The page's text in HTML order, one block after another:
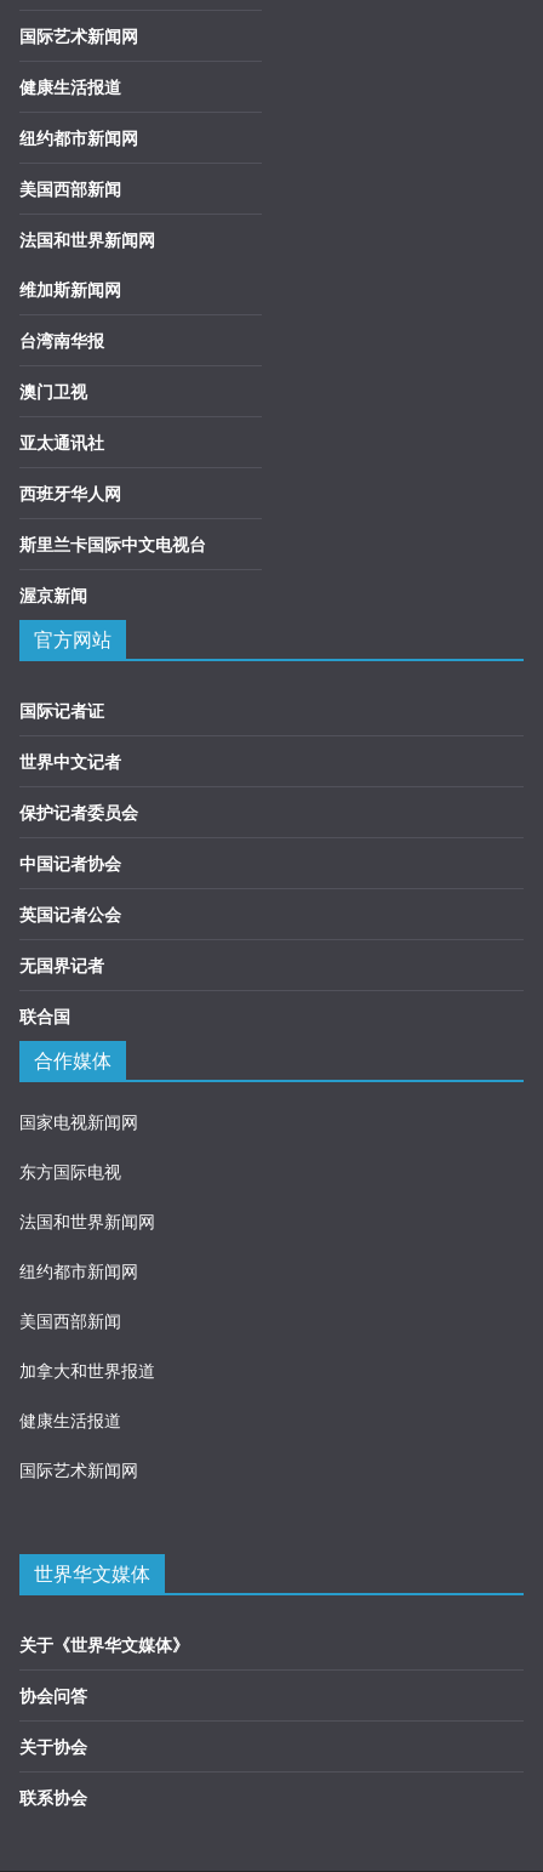
国际艺术新闻网
健康生活报道
纽约都市新闻网
美国西部新闻
法国和世界新闻网
维加斯新闻网
台湾南华报
澳门卫视
亚太通讯社
西班牙华人网
斯里兰卡国际中文电视台
渥京新闻
官方网站
国际记者证
世界中文记者
保护记者委员会
中国记者协会
英国记者公会
无国界记者
联合国
合作媒体
国家电视新闻网
东方国际电视
法国和世界新闻网
纽约都市新闻网
美国西部新闻
加拿大和世界报道
健康生活报道
国际艺术新闻网
世界华文媒体
关于《世界华文媒体》
协会问答
关于协会
联系协会